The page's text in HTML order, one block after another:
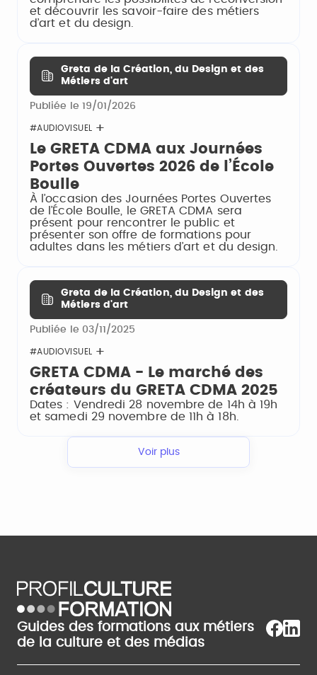
et découvrir les savoir-faire des métiers
d’art et du design.
Greta de la Création, du Design et des
Métiers d'art
Publiée le 19/01/2026
#AUDIOVISUEL
Le GRETA CDMA aux Journées
Portes Ouvertes 2026 de l’École
Boulle
À l’occasion des Journées Portes Ouvertes
de l’École Boulle, le GRETA CDMA sera
présent pour rencontrer le public et
présenter son offre de formations pour
adultes dans les métiers d’art et du design.
Greta de la Création, du Design et des
Métiers d'art
Publiée le 03/11/2025
#AUDIOVISUEL
GRETA CDMA - Le marché des
créateurs du GRETA CDMA 2025
Dates : Vendredi 28 novembre de 14h à 19h
et samedi 29 novembre de 11h à 18h.
Voir plus
Guides des formations aux métiers
de la culture et des médias